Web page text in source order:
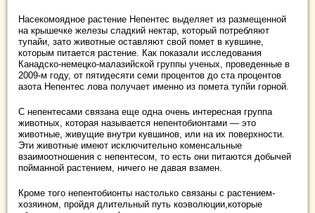
Насекомоядное растение Непентес выделяет из размещенной
на крышечке железы сладкий нектар, который потребляют
тупайи, зато животные оставляют свой помет в кувшине,
которым питается растение. Как показали исследования
Канадско-немецко-малазийской группы ученых, проведенные в
2009-м году, от пятидесяти семи процентов до ста процентов
азота Непентес лова получает именно из помета тупйи горной.
С непентесами связана еще одна очень интересная группа
животных, которая называется непентобионтами — это
животные, живущие внутри кувшинов, или на их поверхности.
Эти животные имеют исключительно коменсальные
взаимоотношения с непентесом, то есть они питаются добычей
пойманной растением, ничего не давая взамен.
Кроме того непентобионты настолько связаны с растением-
хозяином, пройдя длительный путь коэволюции,которые